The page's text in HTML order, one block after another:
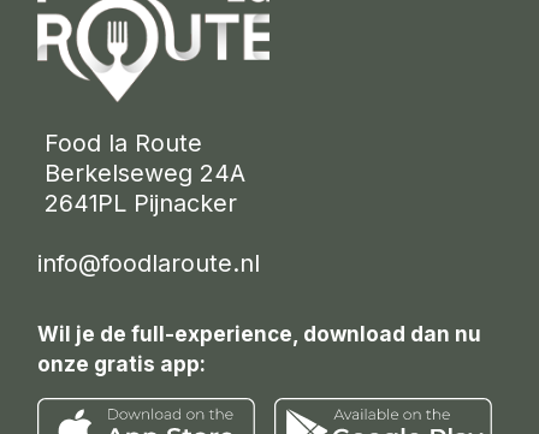
Food la Route
Berkelseweg 24A
2641PL Pijnacker
info@foodlaroute.nl
Wil je de full-experience, download dan nu
onze gratis app: